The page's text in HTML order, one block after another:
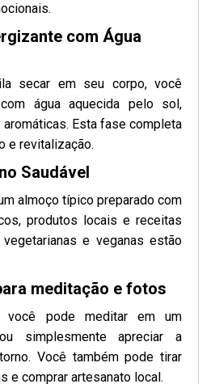
com Água
secar em seu corpo, você
água aquecida pelo sol,
Esta fase completa
e revitalização.
Saudável
almoço típico preparado com
produtos locais e receitas
e veganas estão
meditação e fotos
você pode meditar em um
simplesmente apreciar a
Você também pode tirar
e comprar artesanato local.